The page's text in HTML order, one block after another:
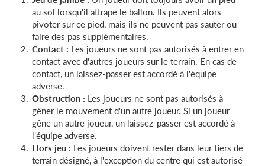
au sol lorsqu'il attrape le ballon. Ils peuvent alors
pivoter sur ce pied, mais ils ne peuvent pas sauter ou
faire des pas supplémentaires.
Contact : Les joueurs ne sont pas autorisés à entrer en
contact avec d'autres joueurs sur le terrain. En cas de
contact, un laissez-passer est accordé à l'équipe
adverse.
Obstruction : Les joueurs ne sont pas autorisés à
gêner le mouvement d'un autre joueur. Si un joueur
gêne un autre joueur, un laissez-passer est accordé à
l'équipe adverse.
Hors jeu : Les joueurs doivent rester dans leur tiers de
terrain désigné, à l'exception du centre qui est autorisé